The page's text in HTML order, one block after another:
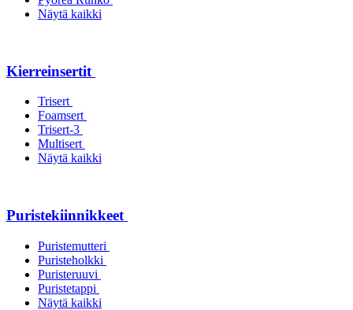
Näytä kaikki
Kierreinsertit
Trisert
Foamsert
Trisert-3
Multisert
Näytä kaikki
Puristekiinnikkeet
Puristemutteri
Puristeholkki
Puristeruuvi
Puristetappi
Näytä kaikki